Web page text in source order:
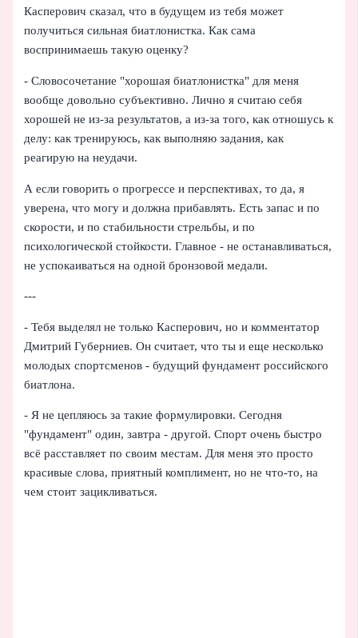
Касперович сказал, что в будущем из тебя может
получиться сильная биатлонистка. Как сама
воспринимаешь такую оценку?
- Словосочетание "хорошая биатлонистка" для меня
вообще довольно субъективно. Лично я считаю себя
хорошей не из‑за результатов, а из‑за того, как отношусь к
делу: как тренируюсь, как выполняю задания, как
реагирую на неудачи.
А если говорить о прогрессе и перспективах, то да, я
уверена, что могу и должна прибавлять. Есть запас и по
скорости, и по стабильности стрельбы, и по
психологической стойкости. Главное - не останавливаться,
не успокаиваться на одной бронзовой медали.
---
- Тебя выделял не только Касперович, но и комментатор
Дмитрий Губерниев. Он считает, что ты и еще несколько
молодых спортсменов - будущий фундамент российского
биатлона.
- Я не цепляюсь за такие формулировки. Сегодня
"фундамент" один, завтра - другой. Спорт очень быстро
всё расставляет по своим местам. Для меня это просто
красивые слова, приятный комплимент, но не что‑то, на
чем стоит зацикливаться.